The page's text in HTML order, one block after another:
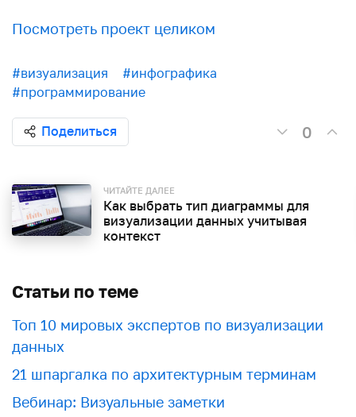
Посмотреть проект целиком
#визуализация
#инфографика
#программирование
Поделиться 0
ЧИТАЙТЕ ДАЛЕЕ
Как выбрать тип диаграммы для
визуализации данных учитывая
контекст
Статьи по теме
Топ 10 мировых экспертов по визуализации
данных
21 шпаргалка по архитектурным терминам
Вебинар: Визуальные заметки